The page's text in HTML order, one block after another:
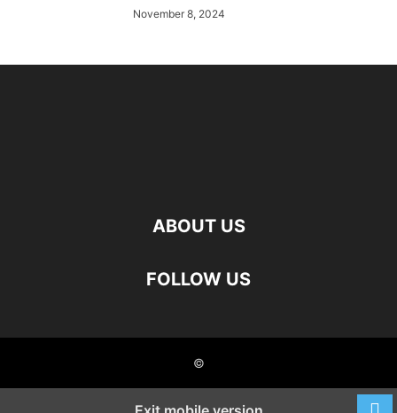
November 8, 2024
ABOUT US
FOLLOW US
©